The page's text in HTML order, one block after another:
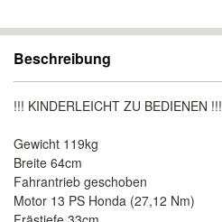
Beschreibung
!!! KINDERLEICHT ZU BEDIENEN !!!
Gewicht 119kg
Breite 64cm
Fahrantrieb geschoben
Motor 13 PS Honda (27,12 Nm)